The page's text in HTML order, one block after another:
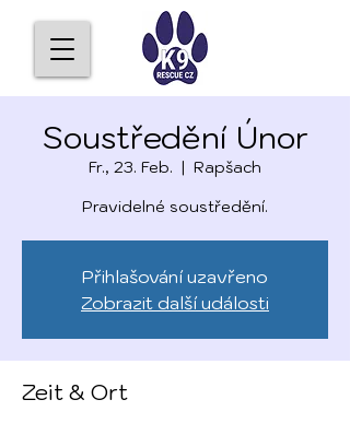
Soustředění Únor
Fr., 23. Feb.
  |
Rapšach
Pravidelné soustředění.
Přihlašování uzavřeno
Zobrazit další události
Zeit & Ort